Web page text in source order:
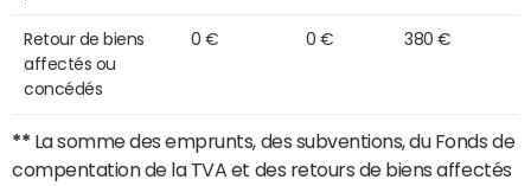
Retour de biens
affectés ou
concédés
0 € 0 € 380 €
** La somme des emprunts, des subventions, du Fonds de
compentation de la TVA et des retours de biens affectés